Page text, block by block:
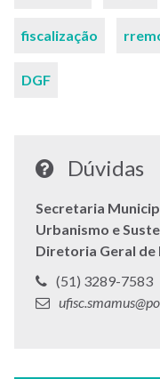
fiscalização
DGF
Dúvidas
Secretaria
Urbanismo e
Diretoria Geral de
Telefone:
(51) 3289-7583
E-